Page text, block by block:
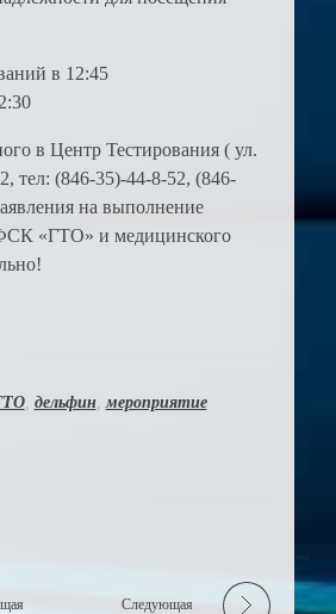
в 12:45
в Центр Тестирования ( ул.
тел: (846-35)-44-8-52, (846-
на выполнение
«ГТО» и медицинского
, дельфин,мероприятие
Следующая